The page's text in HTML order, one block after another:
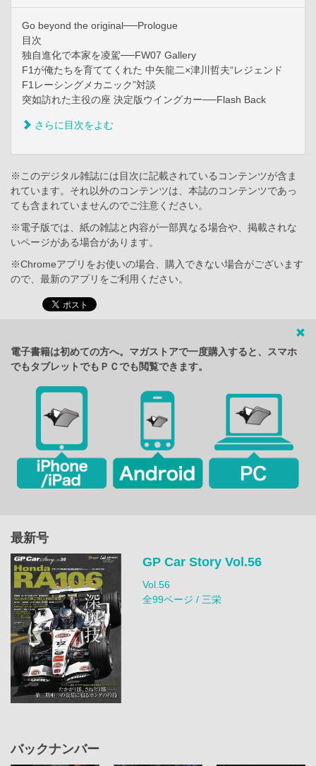
Go beyond the original──Prologue
目次
独自進化で本家を凌駕──FW07 Gallery
F1が俺たちを育ててくれた 中矢龍二×津川哲夫“レジェンド
F1レーシングメカニック”対談
突如訪れた主役の座 決定版ウイングカー──Flash Back
さらに目次をよむ
※このデジタル雑誌には目次に記載されているコンテンツが含ま
れています。それ以外のコンテンツは、本誌のコンテンツであっ
ても含まれていませんのでご注意ください。
※電子版では、紙の雑誌と内容が一部異なる場合や、掲載されな
いページがある場合があります。
※Chromeアプリをお使いの場合、購入できない場合がございます
ので、最新のアプリをご利用ください。
電子書籍は初めての方へ。マガストアで一度購入すると、スマホ
でもタブレットでもＰＣでも閲覧できます。
最新号
GP Car Story Vol.56
Vol.56
全99ページ / 三栄
バックナンバー